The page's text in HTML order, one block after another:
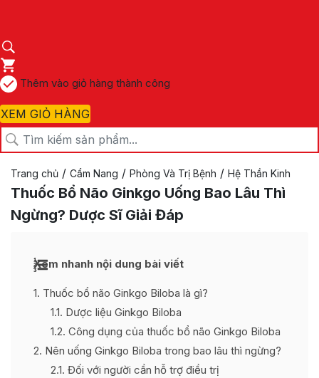
Thêm vào giỏ hàng thành công
XEM GIỎ HÀNG
Trang chủ / Cẩm Nang / Phòng Và Trị Bệnh / Hệ Thần Kinh
Thuốc Bổ Não Ginkgo Uống Bao Lâu Thì
Ngừng? Dược Sĩ Giải Đáp
Xem nhanh nội dung bài viết
1 Thuốc bổ não Ginkgo Biloba là gì?
1.1 Dược liệu Ginkgo Biloba
1.2 Công dụng của thuốc bổ não Ginkgo Biloba
2 Nên uống Ginkgo Biloba trong bao lâu thì ngừng?
2.1 Đối với người cần hỗ trợ điều trị